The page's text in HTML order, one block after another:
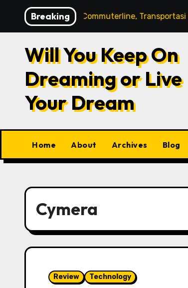
content
BreakingKRL Commuterline, Transportasi
Will You Keep On
Dreaming or Live
Your Dream
Home About Archives Blog
Cymera
Review Technology